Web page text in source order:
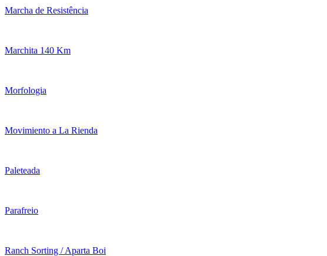
Marcha de Resistência
Marchita 140 Km
Morfologia
Movimiento a La Rienda
Paleteada
Parafreio
Ranch Sorting / Aparta Boi